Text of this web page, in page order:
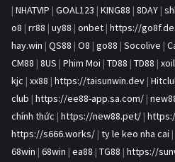
| NHATVIP | GOAL123 | KING88 | 8DAY |
o8 | rr88 | uy88 | onbet | https://
hay.win | QS88 | O8 | go88 | Socolive |
CM88 | 8US | Phim Moi | TD88 | TD88 |
kjc | xx88 | https://taisunwin.dev |
club | https://ee88-app.sa.com/ |
chính thức | https://new88.pet/ |
https://s666.works/ | ty le keo nha cai |
68win | 68win | ea88 | TG88 | https://